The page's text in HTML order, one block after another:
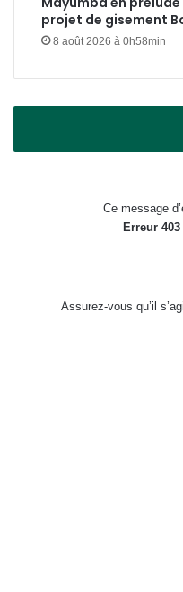
projet de gisement
8 août 2026 à 0h58min
Ce message
Erreur
Assurez-vous qu’il